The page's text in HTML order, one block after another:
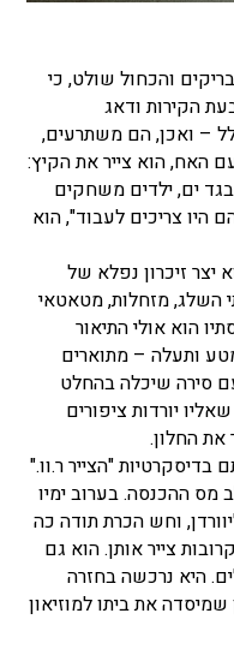
והכחול שולט, כי
הקירות ודאג
– ואכן, הם משתרעים,
האח, הוא צייר את הקיץ:
ים, ילדים משחקים
היו צריכים לעבוד", הוא
זיכרון נפלא של
השלג, מזחלות, מטאטאי
הוא אולי התיאור
ותעלה – מתוארים
סירה שיכלה בהחלט
יורדות ציפורים
החלון.
בדיסקרטיות "הצייר ר.וו."
ההכנסה. בערוב ימיו
וחש הכרת תודה כה
צייר אותן. הוא גם
היא נרכשה בחזרה
את ביתו למוזיאון